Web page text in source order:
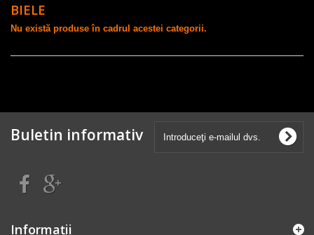
BIELE
Nu există produse în cadrul acestei categorii.
Buletin informativ
Informaţii